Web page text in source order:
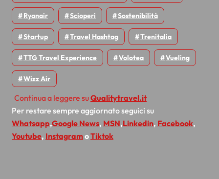
Ryanair Scioperi Sostenibilità
Startup Travel Hashtag Trenitalia
TTG Travel Experience Volotea Vueling
Wizz Air
Continua a leggere suQualitytravel.it
Per restare sempre aggiornato seguici su
Whatsapp,Google News, MSN,Linkedin, Facebook,
Youtube, InstagramoTiktok